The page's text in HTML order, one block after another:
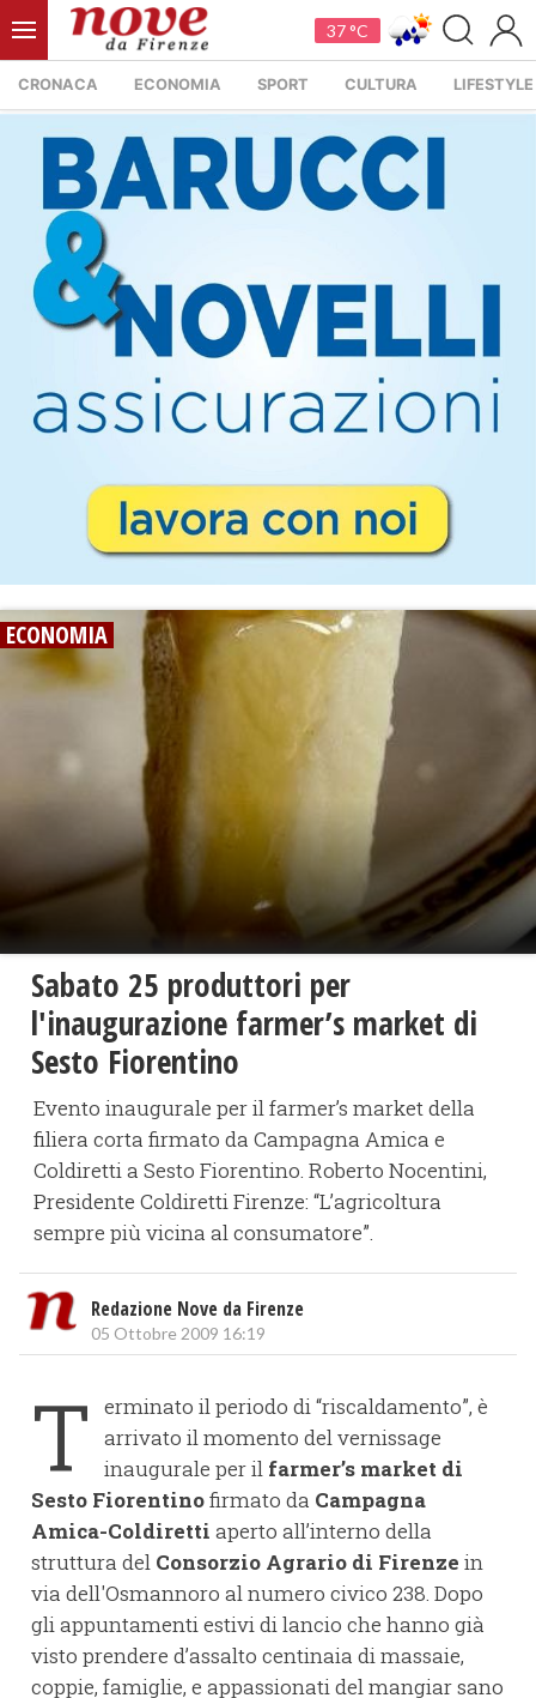
37 °C
CRONACA ECONOMIA SPORT CULTURA LIFESTYLE
ECONOMIA
Sabato 25 produttori per
l'inaugurazione farmer’s market di
Sesto Fiorentino
Evento inaugurale per il farmer’s market della
filiera corta firmato da Campagna Amica e
Coldiretti a Sesto Fiorentino. Roberto Nocentini,
Presidente Coldiretti Firenze: “L’agricoltura
sempre più vicina al consumatore”.
Redazione Nove da Firenze
05 Ottobre 2009 16:19
T
erminato il periodo di “riscaldamento”, è
arrivato il momento del vernissage
inaugurale per il farmer’s market di
Sesto Fiorentinofirmato da Campagna
Amica-Coldiretti aperto all’interno della
struttura del Consorzio Agrario di Firenze in
via dell'Osmannoro al numero civico 238. Dopo
gli appuntamenti estivi di lancio che hanno già
visto prendere d’assalto centinaia di massaie,
coppie, famiglie, e appassionati del mangiar sano